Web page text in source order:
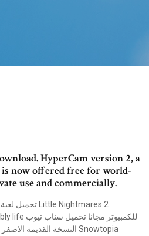
HyperCam version 2, a
now offered free for world-
use and commercially.